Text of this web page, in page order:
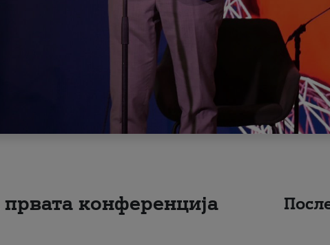
конференција